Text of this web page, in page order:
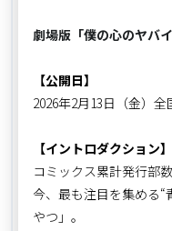
劇場版「僕の心のヤバ
【公開日】
2026年2月13日（金）全
【イントロダクション】
コミックス累計発行部
今、最も注目を集める“
やつ」。